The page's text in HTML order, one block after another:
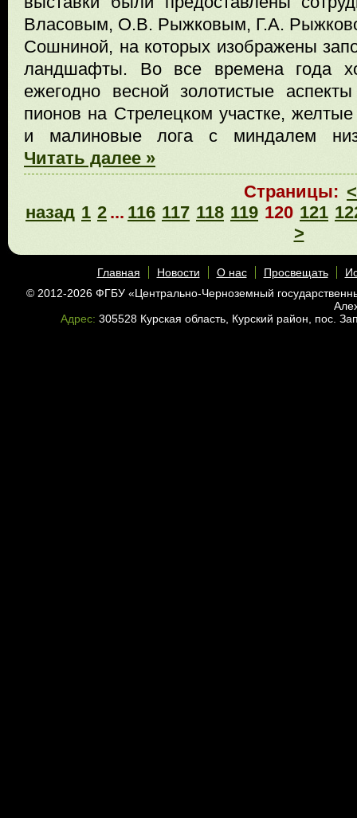
Власовым, О.В. Рыжковым, Г.А.
Сошниной, на которых изображены
ландшафты. Во все времена года
ежегодно весной золотистые
пионов на Стрелецком участке, желтые
и малиновые лога с миндалем
Читать далее »
Страницы: <
назад 1 2 ... 116 117 118 119 120 121
>
Главная Новости О нас Просвещать
© 2012-2026 ФГБУ «Центрально-Черноземный
Адрес: 305528 Курская область, Курский район, пос.